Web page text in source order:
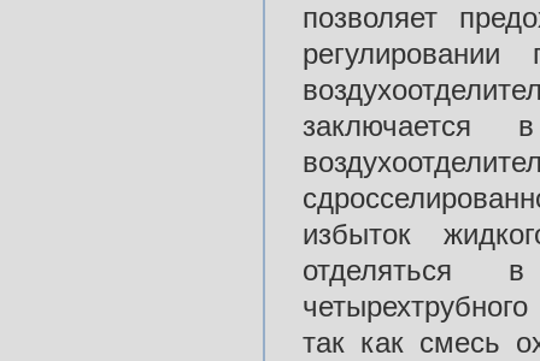
позволяет
избыток
отделяться
так как смесь